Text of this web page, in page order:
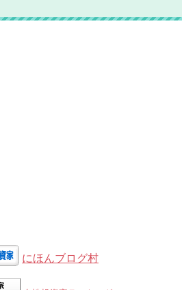
にほんブログ村